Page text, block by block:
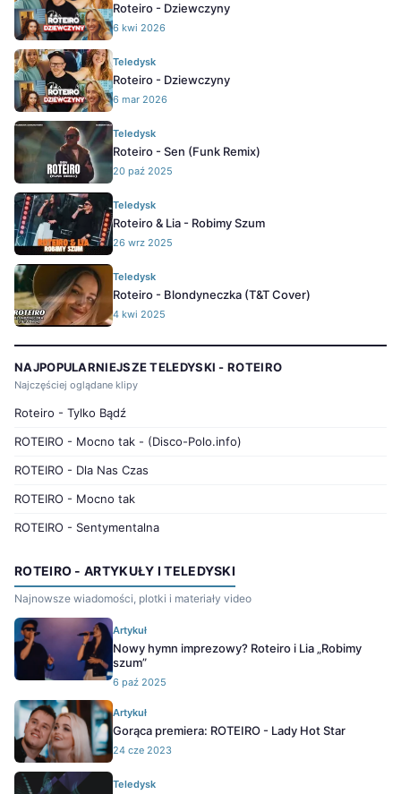
Roteiro - Dziewczyny
6 kwi 2026
Teledysk
Roteiro - Dziewczyny
6 mar 2026
Teledysk
Roteiro - Sen (Funk Remix)
20 paź 2025
Teledysk
Roteiro & Lia - Robimy Szum
26 wrz 2025
Teledysk
Roteiro - Blondyneczka (T&T Cover)
4 kwi 2025
NAJPOPULARNIEJSZE TELEDYSKI - ROTEIRO
Najczęściej oglądane klipy
Roteiro - Tylko Bądź
ROTEIRO - Mocno tak - (Disco-Polo.info)
ROTEIRO - Dla Nas Czas
ROTEIRO - Mocno tak
ROTEIRO - Sentymentalna
ROTEIRO - ARTYKUŁY I TELEDYSKI
Najnowsze wiadomości, plotki i materiały video
Artykuł
Nowy hymn imprezowy? Roteiro i Lia „Robimy
szum”
6 paź 2025
Artykuł
Gorąca premiera: ROTEIRO - Lady Hot Star
24 cze 2023
Teledysk